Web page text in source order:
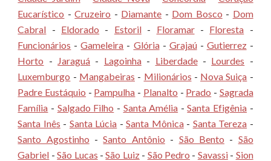
Eucarístico -Cruzeiro - Diamante - Dom Bosco - Dom
Cabral - Eldorado - Estoril- Floramar- Floresta -
Funcionários -Gameleira - Glória- Grajaú- Gutierrez-
Horto - Jaraguá - Lagoinha- Liberdade- Lourdes -
Luxemburgo - Mangabeiras - Milionários - Nova Suiça -
Padre Eustáquio - Pampulha - Planalto - Prado - Sagrada
Família - Salgado Filho - Santa Amélia -Santa Efigênia -
Santa Inês - Santa Lúcia -Santa Mônica- Santa Tereza -
Santo Agostinho -Santo Antônio - São Bento - São
Gabriel -São Lucas -São Luiz- São Pedro - Savassi- Sion